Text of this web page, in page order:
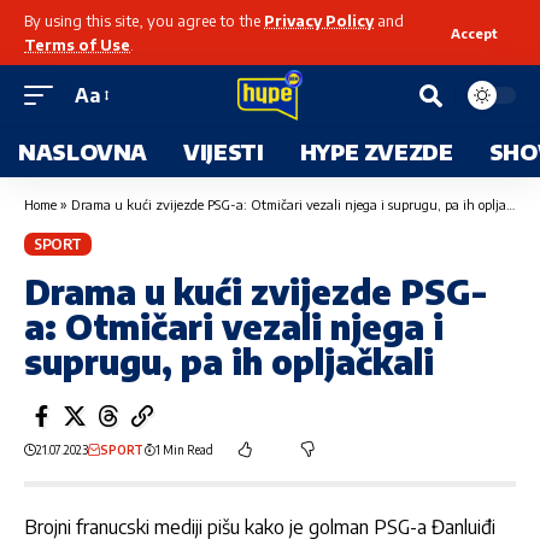
By using this site, you agree to the Privacy Policyand
Terms of Use
Accept
Aa
NASLOVNA VIJESTI HYPE ZVEZDE
Home » Drama u kući zvijezde PSG-a: Otmičari vezali njega i suprugu, pa ih opljačkali
SPORT
Drama u kući zvijezde PSG-
a: Otmičari vezali njega i
suprugu, pa ih opljačkali
21.07.2023 SPORT 1 Min Read
Brojni franucski mediji pišu kako je golman PSG-a Đanluiđi